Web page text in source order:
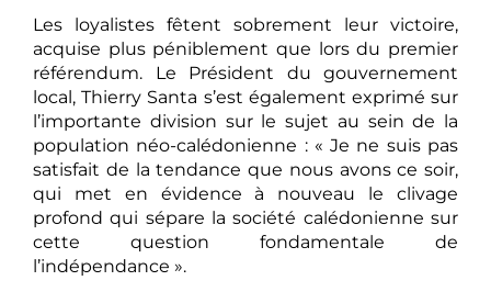
Les loyalistes fêtent sobrement leur victoire,
acquise plus péniblement que lors du premier
référendum. Le Président du gouvernement
local, Thierry Santa s’est également exprimé sur
l’importante division sur le sujet au sein de la
population néo-calédonienne : « Je ne suis pas
satisfait de la tendance que nous avons ce soir,
qui met en évidence à nouveau le clivage
profond qui sépare la société calédonienne sur
cette question fondamentale de
l’indépendance ».